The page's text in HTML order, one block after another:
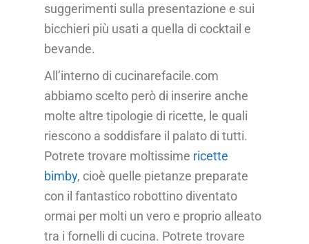
suggerimenti sulla presentazione e sui
bicchieri più usati a quella di cocktail e
bevande.
All’interno di cucinarefacile.com
abbiamo scelto però di inserire anche
molte altre tipologie di ricette, le quali
riescono a soddisfare il palato di tutti.
Potrete trovare moltissime ricette
bimby, cioè quelle pietanze preparate
con il fantastico robottino diventato
ormai per molti un vero e proprio alleato
tra i fornelli di cucina. Potrete trovare